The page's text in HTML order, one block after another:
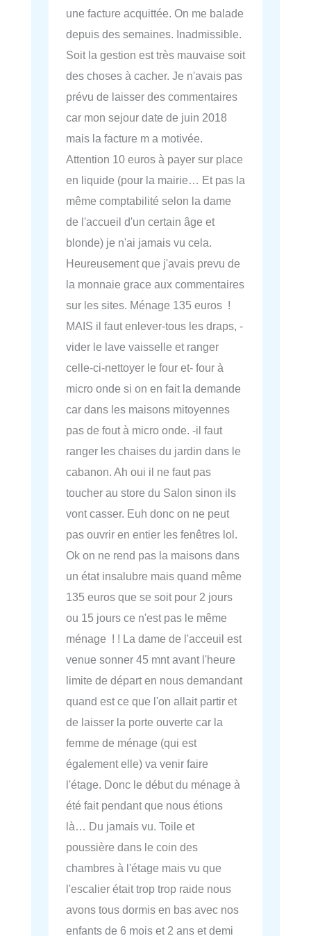
une facture acquittée. On me balade
depuis des semaines. Inadmissible.
Soit la gestion est très mauvaise soit
des choses à cacher. Je n'avais pas
prévu de laisser des commentaires
car mon sejour date de juin 2018
mais la facture m a motivée.
Attention 10 euros à payer sur place
en liquide (pour la mairie… Et pas la
même comptabilité selon la dame
de l'accueil d'un certain âge et
blonde) je n'ai jamais vu cela.
Heureusement que j'avais prevu de
la monnaie grace aux commentaires
sur les sites. Ménage 135 euros !
MAIS il faut enlever-tous les draps, -
vider le lave vaisselle et ranger
celle-ci-nettoyer le four et- four à
micro onde si on en fait la demande
car dans les maisons mitoyennes
pas de fout à micro onde. -il faut
ranger les chaises du jardin dans le
cabanon. Ah oui il ne faut pas
toucher au store du Salon sinon ils
vont casser. Euh donc on ne peut
pas ouvrir en entier les fenêtres lol.
Ok on ne rend pas la maisons dans
un état insalubre mais quand même
135 euros que se soit pour 2 jours
ou 15 jours ce n'est pas le même
ménage ! ! La dame de l'acceuil est
venue sonner 45 mnt avant l'heure
limite de départ en nous demandant
quand est ce que l'on allait partir et
de laisser la porte ouverte car la
femme de ménage (qui est
également elle) va venir faire
l'étage. Donc le début du ménage à
été fait pendant que nous étions
là… Du jamais vu. Toile et
poussière dans le coin des
chambres à l'étage mais vu que
l'escalier était trop trop raide nous
avons tous dormis en bas avec nos
enfants de 6 mois et 2 ans et demi